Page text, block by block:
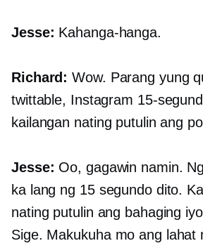
Jesse: Kahanga-hanga.
Richard: Wow. Parang yung
twittable, Instagram 15-
kailangan nating putulin ang
Jesse: Oo, gagawin namin.
ka lang ng 15 segundo dito.
nating putulin ang bahaging
Sige. Makukuha mo ang lahat